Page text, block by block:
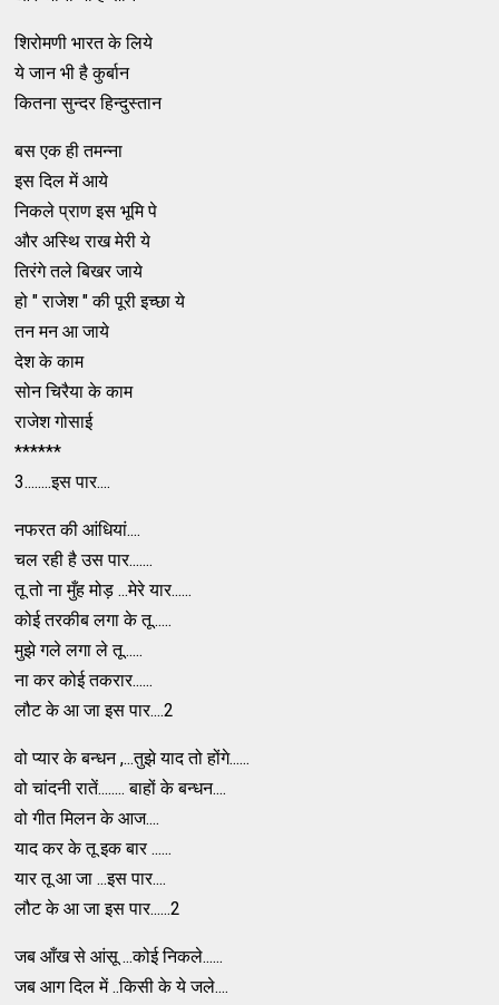
शिरोमणी भारत के लिये
ये जान भी है कुर्बान
कितना सुन्दर हिन्दुस्तान
बस एक ही तमन्ना
इस दिल में आये
निकले प्राण इस भूमि पे
और अस्थि राख मेरी ये
तिरंगे तले बिखर जाये
हो " राजेश " की पूरी इच्छा ये
तन मन आ जाये
देश के काम
सोन चिरैया के काम
राजेश गोसाई
******
3........इस पार....
नफरत की आंधियां....
चल रही है उस पार.......
तू तो ना मुँह मोड़ ...मेरे यार......
कोई तरकीब लगा के तू......
मुझे गले लगा ले तू......
ना कर कोई तकरार......
लौट के आ जा इस पार....2
वो प्यार के बन्धन ,...तुझे याद तो होंगे......
वो चांदनी रातें........ बाहों के बन्धन....
वो गीत मिलन के आज....
याद कर के तू इक बार ......
यार तू आ जा ...इस पार....
लौट के आ जा इस पार......2
जब आँख से आंसू ...कोई निकले......
जब आग दिल में ..किसी के ये जले....